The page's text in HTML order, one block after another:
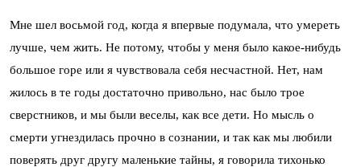
Мне шел восьмой год, когда я впервые подумала, что умереть
лучше, чем жить. Не потому, чтобы у меня было какое-нибудь
большое горе или я чувствовала себя несчастной. Нет, нам
жилось в те годы достаточно привольно, нас было трое
сверстников, и мы были веселы, как все дети. Но мысль о
смерти угнездилась прочно в сознании, и так как мы любили
поверять друг другу маленькие тайны, я говорила тихонько